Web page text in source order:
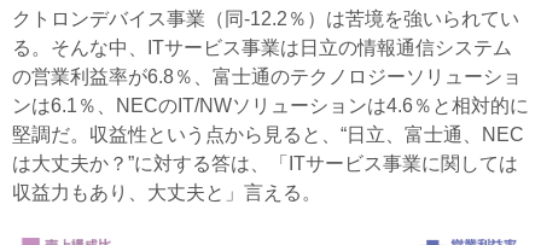
クトロンデバイス事業（同-12.2％）は苦境を強いられてい
る。そんな中、ITサービス事業は日立の情報通信システム
の営業利益率が6.8％、富士通のテクノロジーソリューショ
ンは6.1％、NECのIT/NWソリューションは4.6％と相対的に
堅調だ。収益性という点から見ると、“日立、富士通、NEC
は大丈夫か？”に対する答は、「ITサービス事業に関しては
収益力もあり、大丈夫と」言える。